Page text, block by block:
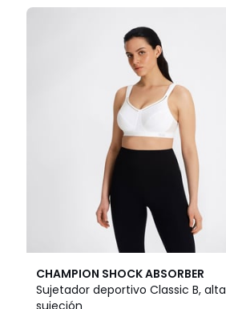
CHAMPION SHOCK ABSORBER
Sujetador deportivo Classic B, alta
sujeción
3,5
/ 5
2
Colores